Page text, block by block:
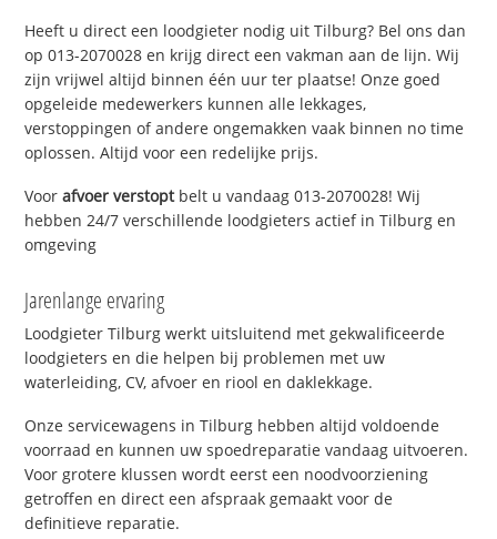
Heeft u direct een loodgieter nodig uit Tilburg? Bel ons dan
op 013-2070028 en krijg direct een vakman aan de lijn. Wij
zijn vrijwel altijd binnen één uur ter plaatse! Onze goed
opgeleide medewerkers kunnen alle lekkages,
verstoppingen of andere ongemakken vaak binnen no time
oplossen. Altijd voor een redelijke prijs.
Voorafvoer verstoptbelt u vandaag 013-2070028! Wij
hebben 24/7 verschillende loodgieters actief in Tilburg en
omgeving
Jarenlange ervaring
Loodgieter Tilburg werkt uitsluitend met gekwalificeerde
loodgieters en die helpen bij problemen met uw
waterleiding, CV, afvoer en riool en daklekkage.
Onze servicewagens in Tilburg hebben altijd voldoende
voorraad en kunnen uw spoedreparatie vandaag uitvoeren.
Voor grotere klussen wordt eerst een noodvoorziening
getroffen en direct een afspraak gemaakt voor de
definitieve reparatie.